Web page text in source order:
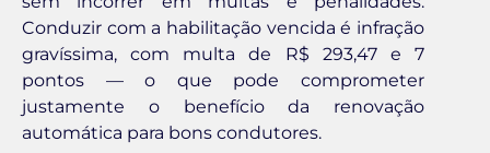
Conduzir com a habilitação vencida é infração
gravíssima, com multa de R$ 293,47 e 7
pontos — o que pode comprometer
justamente o benefício da renovação
automática para bons condutores.